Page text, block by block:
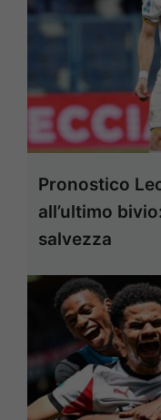
Pronostico
all’ultimo
salvezza